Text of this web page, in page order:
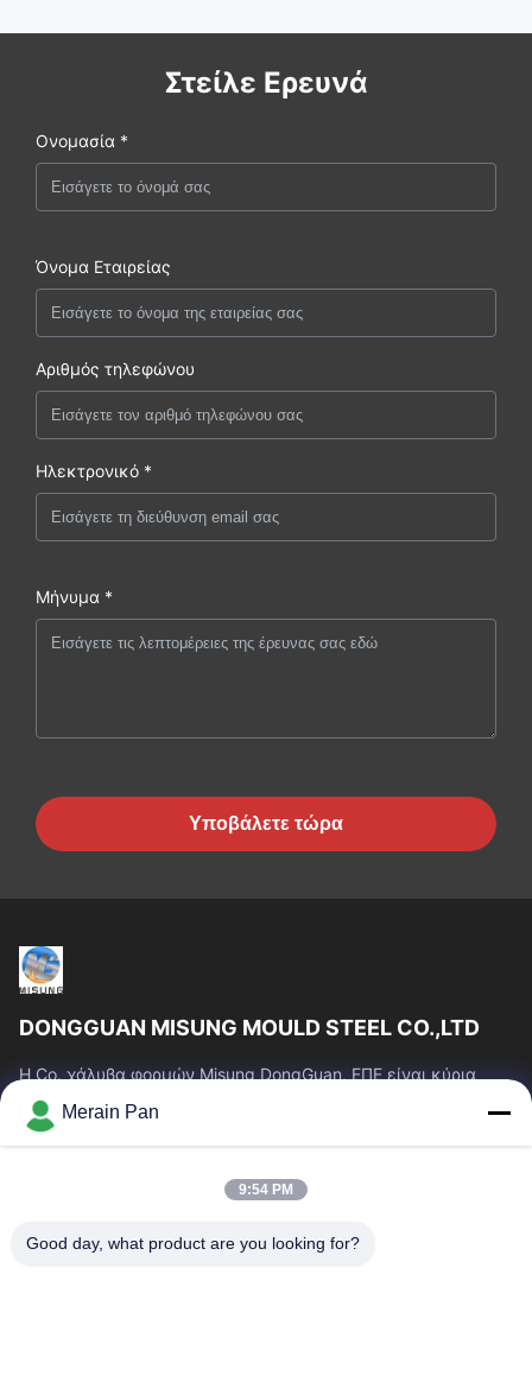
Στείλε Ερευνά
Ονομασία *
Όνομα Εταιρείας
Αριθμός τηλεφώνου
Ηλεκτρονικό *
Μήνυμα *
Υποβάλετε τώρα
DONGGUAN MISUNG MOULD STEEL CO.,LTD
Η Co. χάλυβα φορμών Misung DongGuan, ΕΠΕ είναι κύρια
επιχείρηση του ανεφοδιασμού που ο πλαστικός χάλυβας
κύβων, καυτός χάλυβας εργασίας, κρύος...
Γρήγοροι Σύνδεσμοι
Προϊόντα
Εμφάνιση VR
Περίπου Εμείς
Merain Pan
9:54 PM
Good day, what product are you looking for?